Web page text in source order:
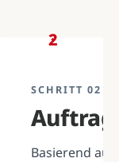
2
SCHRITT 02
Basierend